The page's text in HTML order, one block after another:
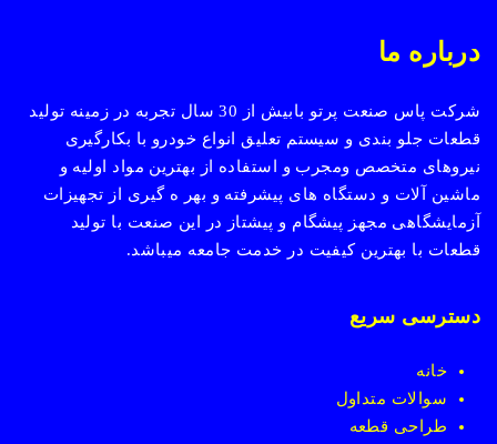
درباره ما
شرکت پاس صنعت پرتو بابیش از 30 سال تجربه در زمینه تولید
قطعات جلو بندی و سیستم تعلیق انواع خودرو با بکارگیری
نیروهای متخصص ومجرب و استفاده از بهترین مواد اولیه و
ماشین آلات و دستگاه های پیشرفته و بهر ه گیری از تجهیزات
آزمایشگاهی مجهز پیشگام و پیشتاز در این صنعت با تولید
قطعات با بهترین کیفیت در خدمت جامعه میباشد.
دسترسی سریع
خانه
سوالات متداول
طراحی قطعه